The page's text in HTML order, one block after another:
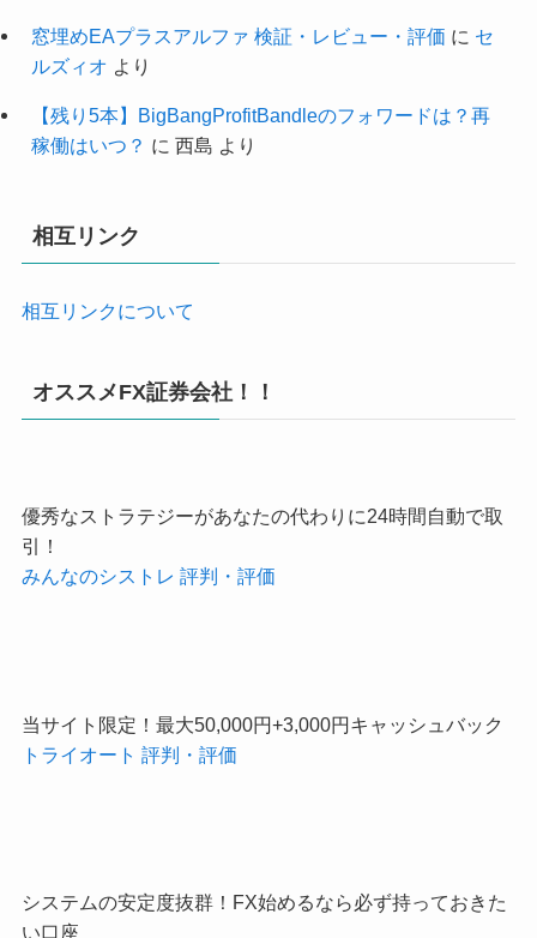
窓埋めEAプラスアルファ 検証・レビュー・評価 に セ
ルズィオ より
【残り5本】BigBangProfitBandleのフォワードは？再
稼働はいつ？ に 西島 より
相互リンク
相互リンクについて
オススメFX証券会社！！
優秀なストラテジーがあなたの代わりに24時間自動で取
引！
みんなのシストレ 評判・評価
当サイト限定！最大50,000円+3,000円キャッシュバック
トライオート 評判・評価
システムの安定度抜群！FX始めるなら必ず持っておきた
い口座